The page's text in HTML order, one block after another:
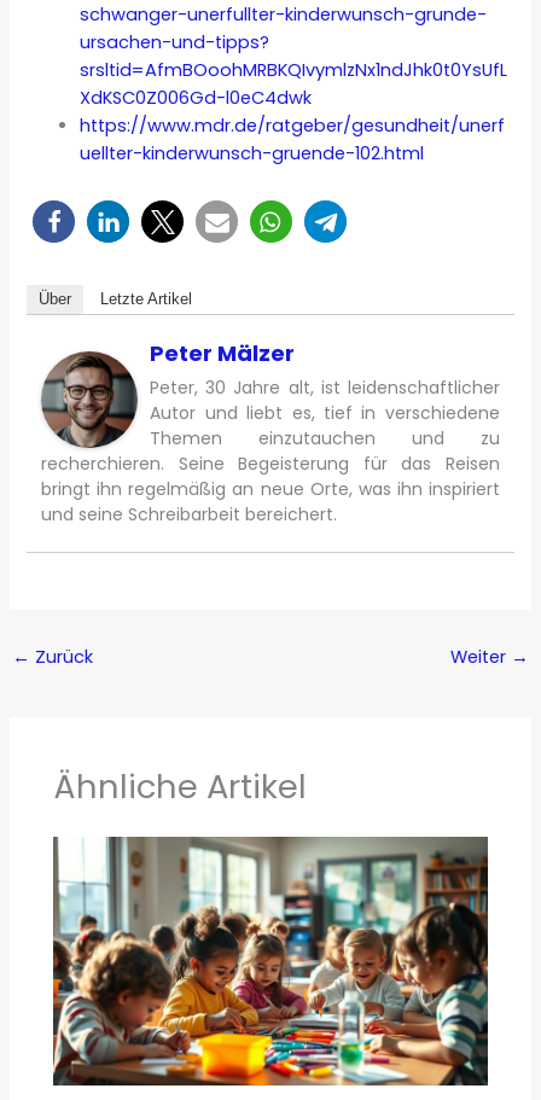
schwanger-unerfullter-kinderwunsch-grunde-
ursachen-und-tipps?
srsltid=AfmBOoohMRBKQIvymlzNx1ndJhk0t0YsUfL
XdKSC0Z006Gd-l0eC4dwk
https://www.mdr.de/ratgeber/gesundheit/unerf
uellter-kinderwunsch-gruende-102.html
Über Letzte Artikel
Peter Mälzer
Peter, 30 Jahre alt, ist leidenschaftlicher
Autor und liebt es, tief in verschiedene
Themen einzutauchen und zu
recherchieren. Seine Begeisterung für das Reisen
bringt ihn regelmäßig an neue Orte, was ihn inspiriert
und seine Schreibarbeit bereichert.
← Zurück Weiter →
Ähnliche Artikel